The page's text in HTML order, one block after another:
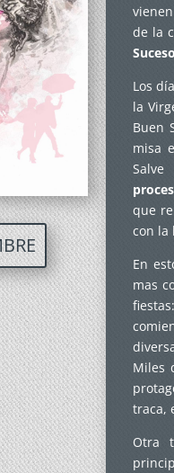
de la
Suceso
Los
la
Buen
misa
que
con la
En
mas
Miles
traca,
Otra